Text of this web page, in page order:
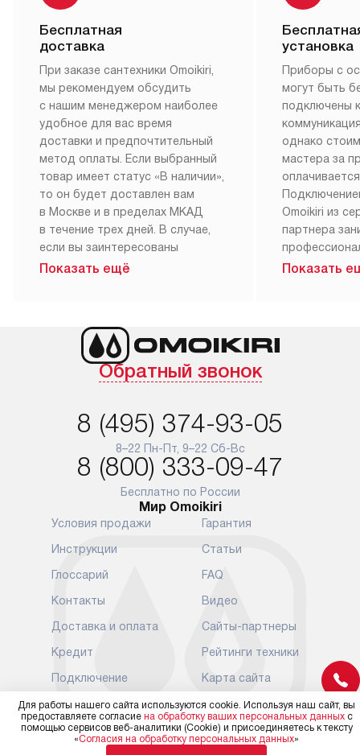
Бесплатная
доставка
При заказе сантехники Omoikiri,
мы рекомендуем обсудить
с нашим менеджером наиболее
удобное для вас время
доставки и предпочтительный
метод оплаты. Если выбранный
товар имеет статус «В наличии»,
то он будет доставлен вам
в Москве и в пределах МКАД
в течение трех дней. В случае,
если вы заинтересованы
в товаре, который доступен
менеджером на сайте. Товары
с особым лейблом
доставляются бесплатно
аксессуаров не предусмотрена.
Для доставки в другие регионы
мы используем услуги
транспортной компании.
Уточняйте все условия доставки
у нашего менеджера при
оформлении заказа.
В установленный день наша
к вашей двери или до прихожей.
Если вам необходимо
переместить прибор к месту его
установки, пожалуйста,
с нашим менеджером. Эта
дополнительная услуга
Показать ещё
установка
Приборы с
могут быть
подключены
однако
мастера за
Omoikiri из
партнера
Наш сервис
отдельных
сантехники
на заданное
по уровню,
к
Показать
Обратный звонок
8 (495) 374-93-05
8–22 Пн-Пт, 9–22 Сб-Вс
8 (800) 333-09-47
Бесплатно по России
Мир Omoikiri
Условия продажи
Инструкции
Глоссарий
Контакты
Доставка и оплата
Кредит
Подключение
Возврат и обмен
Гарантия
Статьи
FAQ
Видео
Сайты-партнеры
Рейтинги техники
Карта сайта
Мы в соцсетях
Для работы нашего сайта используются cookie. Используя наш сайт, вы
предоставляете согласие на обработку ваших персональных данныхс
помощью сервисов веб-аналитики (Cookie) и присоединяетесь к тексту
«Согласия на обработку персональных данных»